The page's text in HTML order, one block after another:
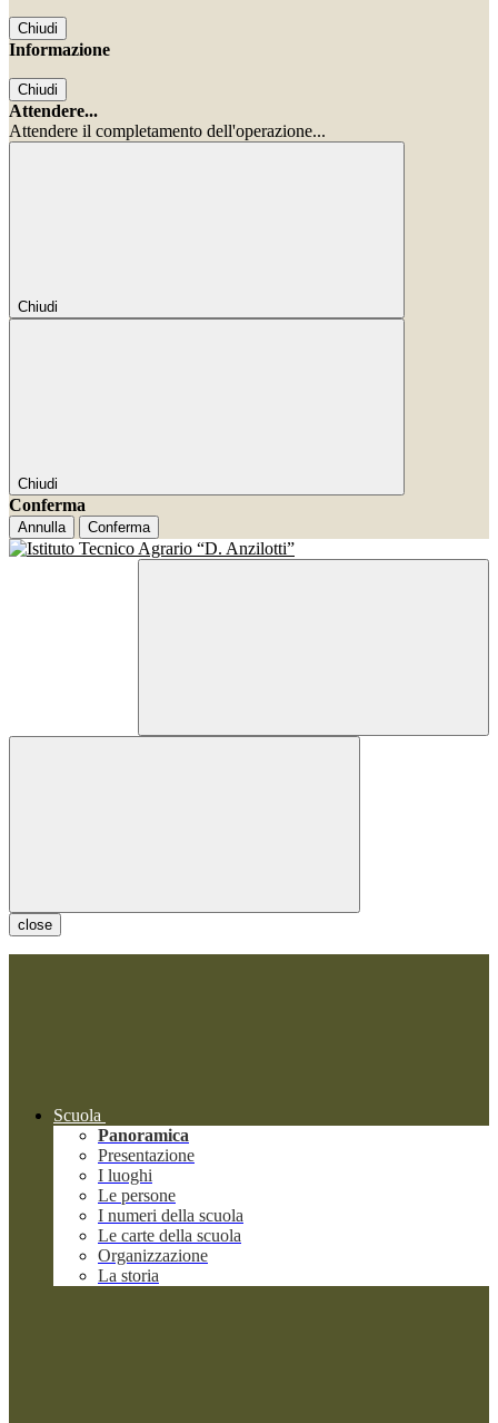
Chiudi
Informazione
Chiudi
Attendere...
Attendere il completamento dell'operazione...
Chiudi
Chiudi
Conferma
Annulla Conferma
close
Scuola
Panoramica
Presentazione
I luoghi
Le persone
I numeri della scuola
Le carte della scuola
Organizzazione
La storia